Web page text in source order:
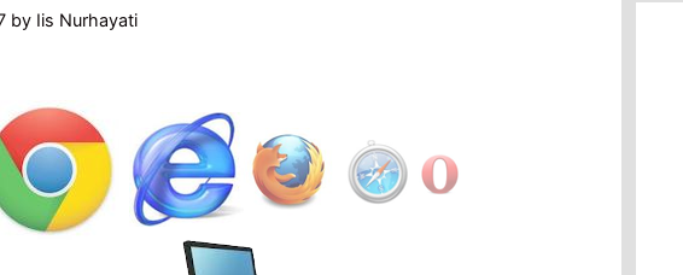
by Iis Nurhayati